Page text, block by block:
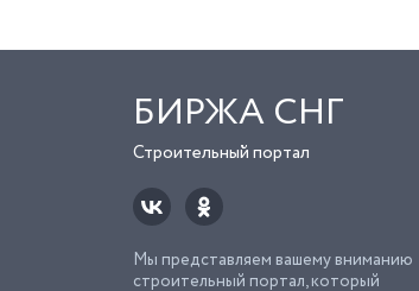
БИРЖА СНГ
Строительный портал
Мы представляем вашему вниманию
строительный портал, который